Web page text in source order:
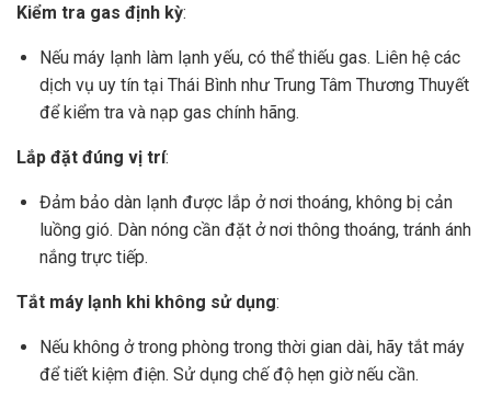
Kiểm tra gas định kỳ:
Nếu máy lạnh làm lạnh yếu, có thể thiếu gas. Liên hệ các
dịch vụ uy tín tại Thái Bình như Trung Tâm Thương Thuyết
để kiểm tra và nạp gas chính hãng.
Lắp đặt đúng vị trí:
Đảm bảo dàn lạnh được lắp ở nơi thoáng, không bị cản
luồng gió. Dàn nóng cần đặt ở nơi thông thoáng, tránh ánh
nắng trực tiếp.
Tắt máy lạnh khi không sử dụng:
Nếu không ở trong phòng trong thời gian dài, hãy tắt máy
để tiết kiệm điện. Sử dụng chế độ hẹn giờ nếu cần.